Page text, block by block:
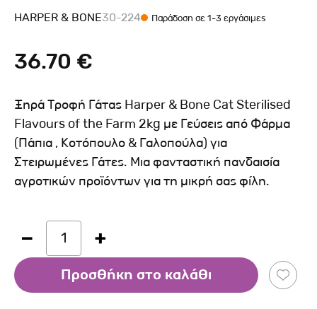
HARPER & BONE30-224 Παράδοση σε 1-3 εργάσιμες
36.70 €
Ξηρά Τροφή Γάτας Harper & Bone Cat Sterilised
Flavours of the Farm 2kg με Γεύσεις από Φάρμα
(Πάπια , Κοτόπουλο & Γαλοπούλα) για
Στειρωμένες Γάτες. Μια φανταστική πανδαισία
αγροτικών προϊόντων για τη μικρή σας φίλη.
1
Προσθήκη στο καλάθι